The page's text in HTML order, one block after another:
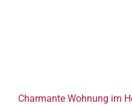
Charmante Wohnung im